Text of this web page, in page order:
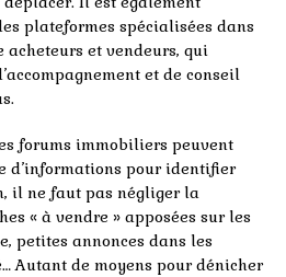
plateformes spécialisées dans
et vendeurs, qui
et de conseil
forums immobiliers peuvent
d’informations pour identifier
il ne faut pas négliger la
« à vendre » apposées sur les
petites annonces dans les
Autant de moyens pour dénicher